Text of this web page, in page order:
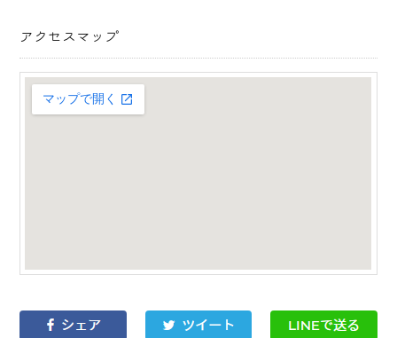
アクセスマップ